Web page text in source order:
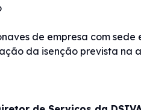
de empresa com sede
da isenção prevista na